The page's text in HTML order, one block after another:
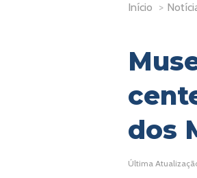
Início >
dos
Última